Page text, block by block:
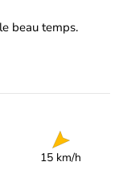
beau temps.
15 km/h